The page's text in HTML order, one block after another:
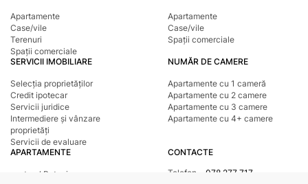
Apartamente
Case/vile
Terenuri
Spații comerciale
Apartamente
Case/vile
Spații comerciale
SERVICII IMOBILIARE
Selecția proprietăților
Credit ipotecar
Servicii juridice
Intermediere și vânzare
proprietăți
Servicii de evaluare
NUMĂR DE CAMERE
Apartamente cu 1 cameră
Apartamente cu 2 camere
Apartamente cu 3 camere
Apartamente cu 4+ camere
APARTAMENTE
sectorul Botanica
CONTACTE
Telefon
078 277 717